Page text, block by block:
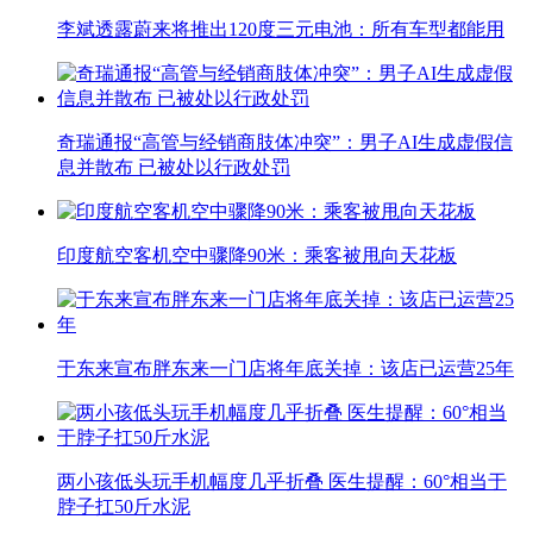
李斌透露蔚来将推出120度三元电池：所有车型都能用
奇瑞通报“高管与经销商肢体冲突”：男子AI生成虚假信
息并散布 已被处以行政处罚
印度航空客机空中骤降90米：乘客被甩向天花板
于东来宣布胖东来一门店将年底关掉：该店已运营25年
两小孩低头玩手机幅度几乎折叠 医生提醒：60°相当于
脖子扛50斤水泥